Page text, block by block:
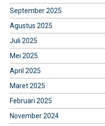
September 2025
Agustus 2025
Juli 2025
Mei 2025
April 2025
Maret 2025
Februari 2025
November 2024